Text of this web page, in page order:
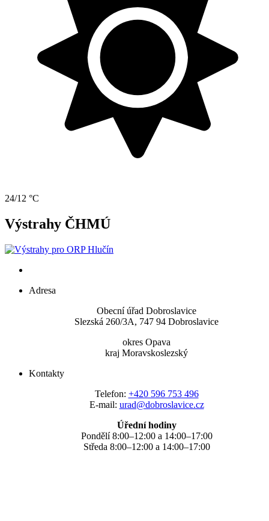
24/12 °C
Výstrahy ČHMÚ
Adresa
Obecní úřad Dobroslavice
Slezská 260/3A, 747 94 Dobroslavice
okres Opava
kraj Moravskoslezský
Kontakty
Telefon: +420 596 753 496
E-mail: urad@dobroslavice.cz
Úřední hodiny
Pondělí 8:00–12:00 a 14:00–17:00
Středa 8:00–12:00 a 14:00–17:00